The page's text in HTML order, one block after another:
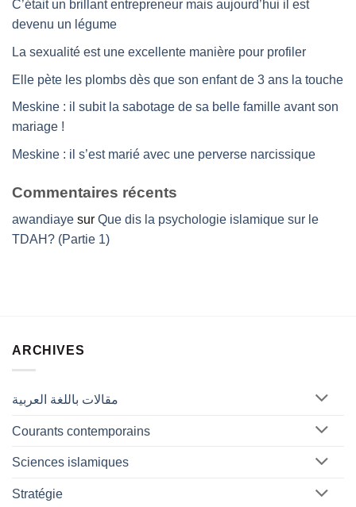
C’était un brillant entrepreneur mais aujourd’hui il est
devenu un légume
La sexualité est une excellente manière pour profiler
Elle pète les plombs dès que son enfant de 3 ans la touche
Meskine : il subit la sabotage de sa belle famille avant son
mariage !
Meskine : il s’est marié avec une perverse narcissique
Commentaires récents
awandiaye sur Que dis la psychologie islamique sur le
TDAH? (Partie 1)
ARCHIVES
مقالات باللغة العربية
Courants contemporains
Sciences islamiques
Stratégie